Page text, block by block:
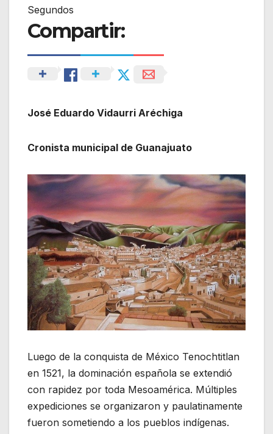
Segundos
Compartir:
José Eduardo Vidaurri Aréchiga
Cronista municipal de Guanajuato
Luego de la conquista de México Tenochtitlan
en 1521, la dominación española se extendió
con rapidez por toda Mesoamérica. Múltiples
expediciones se organizaron y paulatinamente
fueron sometiendo a los pueblos indígenas.